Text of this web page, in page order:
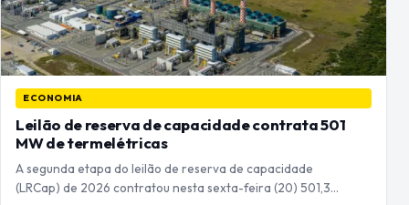
ECONOMIA
Leilão de reserva de capacidade contrata 501
MW de termelétricas
A segunda etapa do leilão de reserva de capacidade
(LRCap) de 2026 contratou nesta sexta-feira (20) 501,3…